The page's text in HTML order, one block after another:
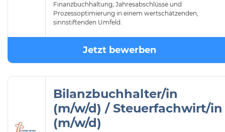
Finanzbuchhaltung, Jahresabschlüsse und
Prozessoptimierung in einem wertschätzenden,
sinnstiftenden Umfeld.
Jetzt bewerben
Bilanzbuchhalter/in
(m/w/d) / Steuerfachwirt/in
(m/w/d)